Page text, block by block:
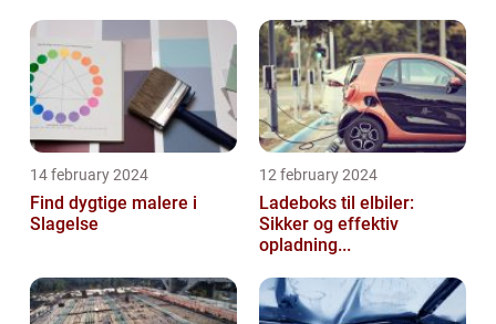
14 february 2024
Find dygtige malere i
Slagelse
12 february 2024
Ladeboks til elbiler:
Sikker og effektiv
opladning...